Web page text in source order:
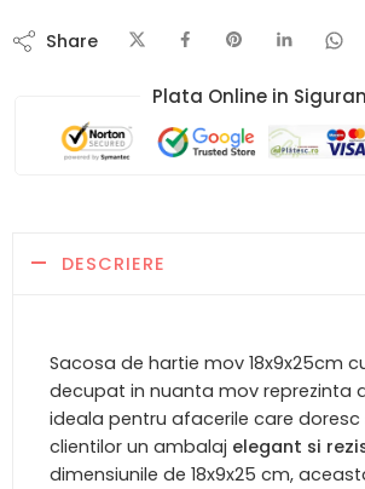
Share
Plata Online in
DESCRIERE
Sacosa de hartie mov 18x9x25cm
decupat in nuanta mov reprezinta
ideala pentru afacerile care doresc
clientilor un ambalaj elegant si
dimensiunile de 18x9x25 cm,